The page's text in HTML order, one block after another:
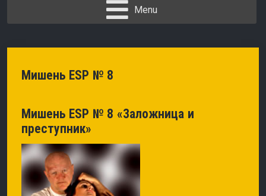
Menu
Мишень ESP № 8
Мишень ESP № 8 «Заложница и
преступник»